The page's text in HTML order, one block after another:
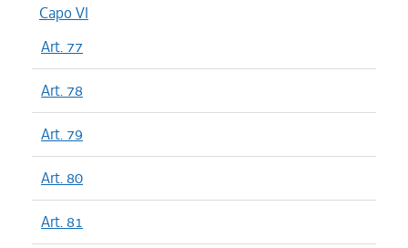
Capo VI
Art. 77
Art. 78
Art. 79
Art. 80
Art. 81